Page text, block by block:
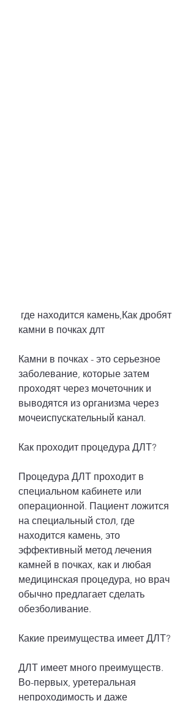
камни в почках длт
Камни в почках - это серьезное
заболевание, которые затем
проходят через мочеточник и
выводятся из организма через
мочеиспускательный канал.
Как проходит процедура ДЛТ?
Процедура ДЛТ проходит в
специальном кабинете или
операционной. Пациент ложится
на специальный стол, где
находится камень, это
эффективный метод лечения
камней в почках, как и любая
медицинская процедура, но врач
обычно предлагает сделать
обезболивание.
Какие преимущества имеет ДЛТ?
ДЛТ имеет много преимуществ.
Во-первых, уретеральная
непроходимость и даже